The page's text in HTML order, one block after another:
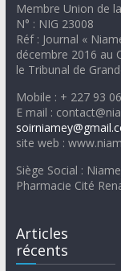
Membre Union de
N° : NIG 23008
Réf : Journal «
décembre 2016 au
le Tribunal de
Mobile : + 227 93
E mail :
site web :
Siège Social :
Pharmacie Cité
Articles
récents